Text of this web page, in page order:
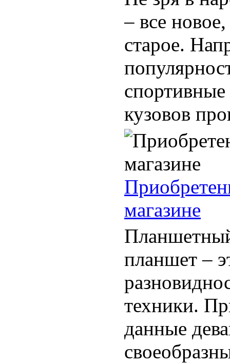
– все
старое.
кузовов
магазине
планшет –
техники.
данные